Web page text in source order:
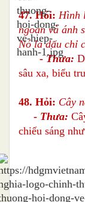
47. Hỏi: Hình
ngoan và ánh
Nó là dấu chỉ
-Thưa:
sâu xa, biểu
48. Hỏi: Cây
- Thưa:
chiếu sáng